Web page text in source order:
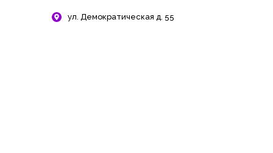
ул. Демократическая д. 55